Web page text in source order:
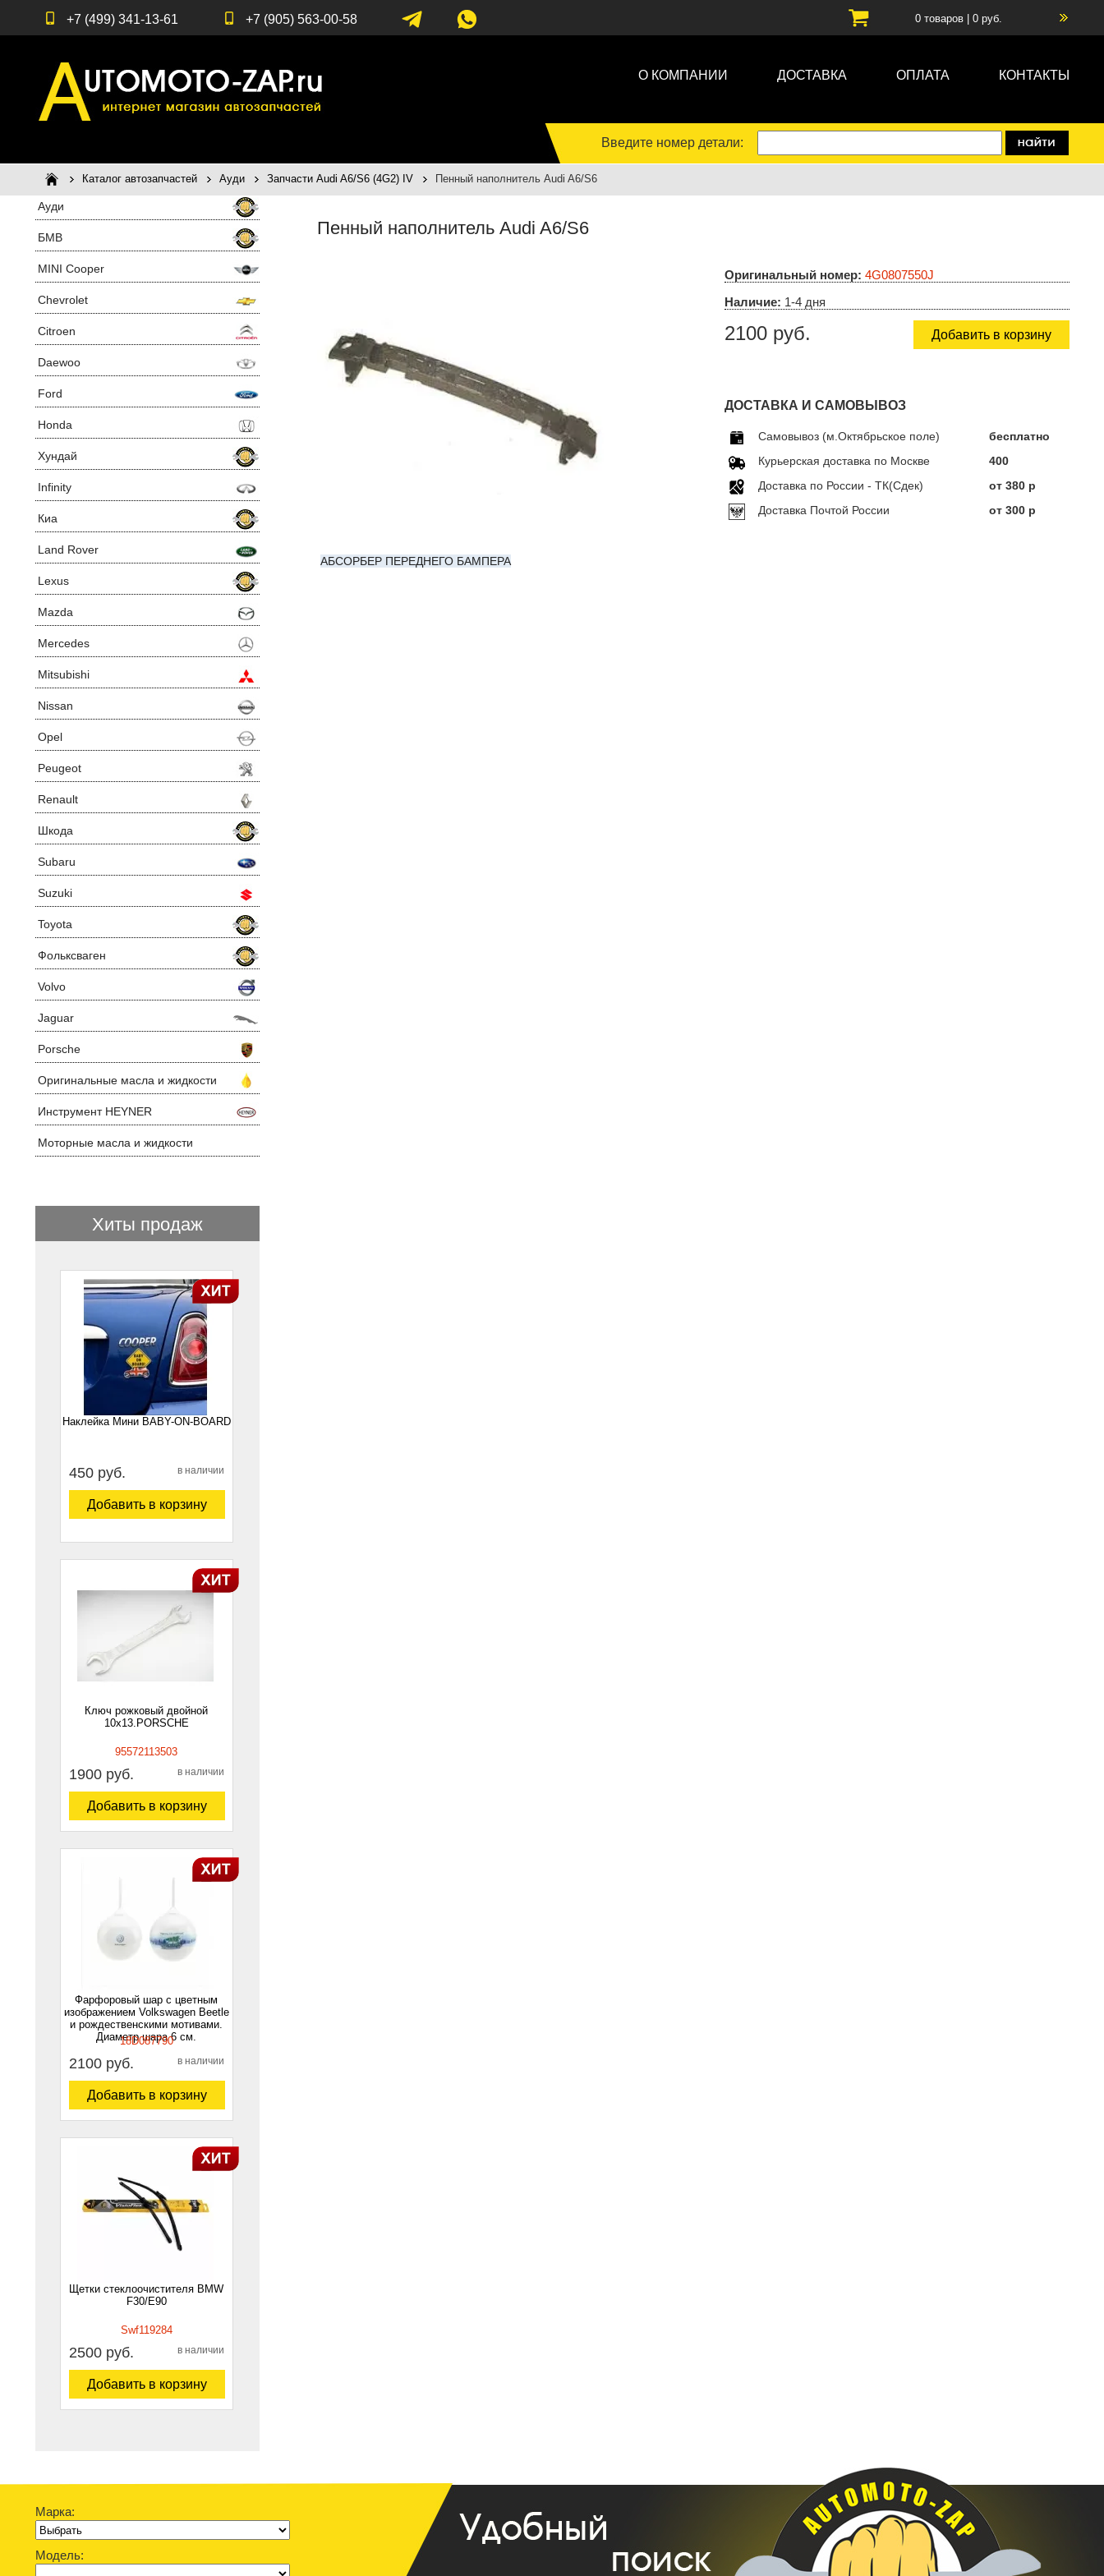
+7 (499) 341-13-61 +7 (905) 563-00-58 0товаров | 0руб.
О КОМПАНИИ ДОСТАВКА ОПЛАТА КОНТАКТЫ
Введите номер детали:
Каталог автозапчастей Ауди Запчасти Audi A6/S6 (4G2) IV Пенный наполнитель Audi A6/S6
Ауди
БМВ
MINI Cooper
Chevrolet
Citroen
Daewoo
Ford
Honda
Хундай
Infinity
Киа
Land Rover
Lexus
Mazda
Mercedes
Mitsubishi
Nissan
Opel
Peugeot
Renault
Шкода
Subaru
Suzuki
Toyota
Фольксваген
Volvo
Jaguar
Porsche
Оригинальные масла и жидкости
Инструмент HEYNER
Моторные масла и жидкости
Хиты продаж
Наклейка Мини BABY-ON-BOARD
1
450 руб. в наличии
Добавить в корзину
Ключ рожковый двойной
10х13.PORSCHE
95572113503
1900 руб. в наличии
Добавить в корзину
Фарфоровый шар с цветным
изображением Volkswagen Beetle
и рождественскими мотивами.
Диаметр шара 6 см.
18D087790
2100 руб. в наличии
Добавить в корзину
Щетки стеклоочистителя BMW
F30/E90
Swf119284
2500 руб. в наличии
Добавить в корзину
Пенный наполнитель Audi A6/S6
Оригинальный номер: 4G0807550J
Наличие: 1-4 дня
2100 руб. Добавить в корзину
ДОСТАВКА И САМОВЫВОЗ
Самовывоз (м.Октябрьское поле)
бесплатно
Курьерская доставка по Москве
400
Доставка по Росcии - ТК(Сдек)
от 380 р
Доставка Почтой России
от 300 р
АБСОРБЕР ПЕРЕДНЕГО БАМПЕРА
Марка:
Модель: